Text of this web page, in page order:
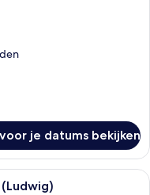
je datums bekijken
slaapkamer met een groot